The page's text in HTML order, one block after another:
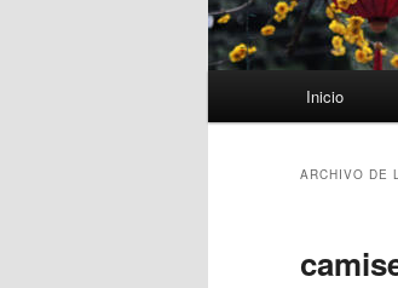
Inicio
ARCHIVO DE